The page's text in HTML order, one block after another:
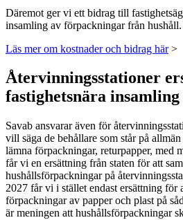
Däremot ger vi ett bidrag till
insamling av förpackningar från hushåll.
Läs mer om kostnader och bidrag här>
Återvinningsstationer
fastighetsnära insamling
Savab ansvarar även för
vill säga de behållare som står på
lämna förpackningar, returpapper, med
får vi en ersättning från staten för att
hushållsförpackningar på
2027 får vi i stället endast ersättning för
förpackningar av papper och plast på
är meningen att hushållsförpackningar